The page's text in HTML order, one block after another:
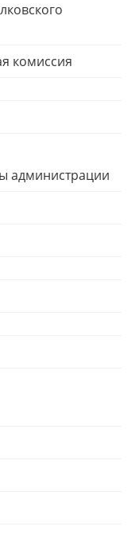
комиссия
администрации